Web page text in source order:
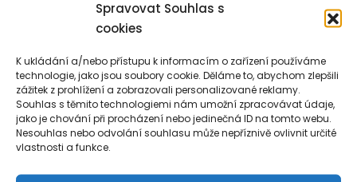
Spravovat Souhlas s
cookies
K ukládání a/nebo přístupu k informacím o zařízení používáme
technologie, jako jsou soubory cookie. Děláme to, abychom zlepšili
zážitek z prohlížení a zobrazovali personalizované reklamy.
Souhlas s těmito technologiemi nám umožní zpracovávat údaje,
jako je chování při procházení nebo jedinečná ID na tomto webu.
Nesouhlas nebo odvolání souhlasu může nepříznivě ovlivnit určité
vlastnosti a funkce.